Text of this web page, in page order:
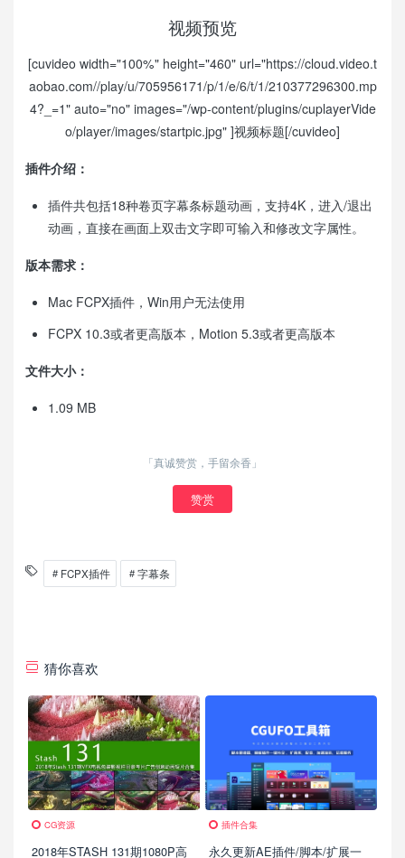
视频预览
[cuvideo width="100%" height="460" url="https://cloud.video.t
aobao.com//play/u/705956171/p/1/e/6/t/1/210377296300.mp
4?_=1" auto="no" images="/wp-content/plugins/cuplayerVide
o/player/images/startpic.jpg" ]视频标题[/cuvideo]
插件介绍：
插件共包括18种卷页字幕条标题动画，支持4K，进入/退出
动画，直接在画面上双击文字即可输入和修改文字属性。
版本需求：
Mac FCPX插件，Win用户无法使用
FCPX 10.3或者更高版本，Motion 5.3或者更高版本
文件大小：
1.09 MB
「真诚赞赏，手留余香」
赞赏
FCPX插件 字幕条
猜你喜欢
CG资源
2018年STASH 131期1080P高
插件合集
永久更新AE插件/脚本/扩展一